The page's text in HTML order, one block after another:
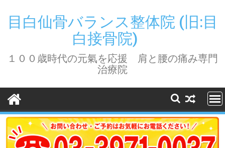
content
目白仙骨バランス整体院 (旧:目
白接骨院)
１００歳時代の元氣を応援 肩と腰の痛み専門
治療院